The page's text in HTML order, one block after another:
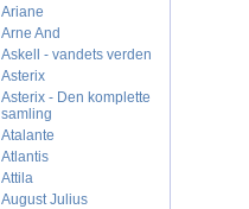
Ariane
Arne And
Askell - vandets verden
Asterix
Asterix - Den komplette
samling
Atalante
Atlantis
Attila
August Julius